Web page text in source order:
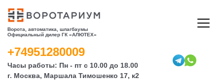
Ворота, автоматика, шлагбаумы
Официальный дилер ГК «АЛЮТЕХ»
+74951280009
Часы работы: Пн - пт с 10.00 до 18.00
г. Москва, Маршала Тимошенко 17, к2